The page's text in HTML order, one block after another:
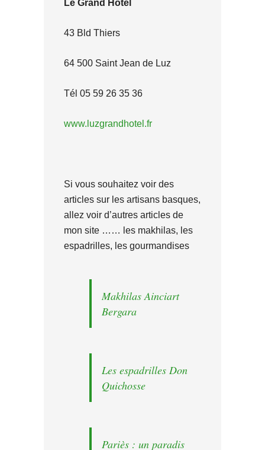
Le Grand Hôtel
43 Bld Thiers
64 500 Saint Jean de Luz
Tél 05 59 26 35 36
www.luzgrandhotel.fr
Si vous souhaitez voir des
articles sur les artisans basques,
allez voir d’autres articles de
mon site …… les makhilas, les
espadrilles, les gourmandises
Makhilas Ainciart
Bergara
Les espadrilles Don
Quichosse
Pariès : un paradis